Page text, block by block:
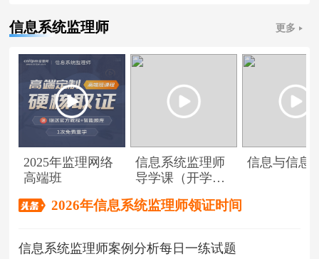
信息系统监理师 更多
2025年监理网络
高端班
信息系统监理师
导学课（开学典
信息与信息
2026年信息系统监理师领证时间
信息系统监理师案例分析每日一练试题